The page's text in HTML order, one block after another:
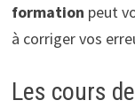
formation peut
à corriger vos
Les cours